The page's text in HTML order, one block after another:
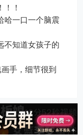
！！
哈一口一个脑震
不知道女孩子的
手，细节很到